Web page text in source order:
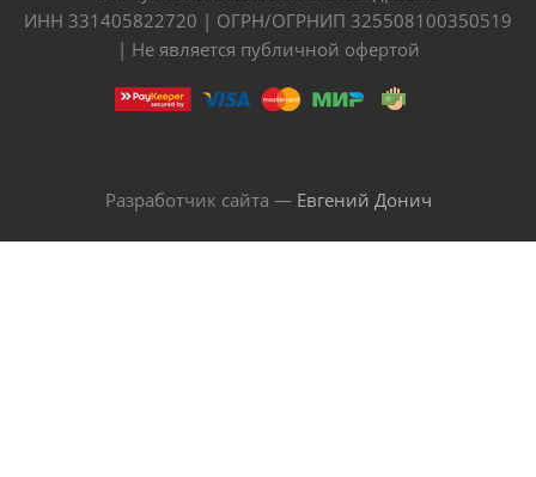
ИНН 331405822720 | ОГРН/ОГРНИП 325508100350519
| Не является публичной офертой
Разработчик сайта — Евгений Донич